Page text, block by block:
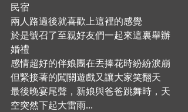
民宿
兩人路過後就喜歡上這裡的感覺
於是號召了至親好友們一起來這裏舉辦
婚禮
感情超好的伴娘團在丟捧花時紛紛淚崩
但緊接著的闖關遊戲又讓大家笑翻天
最後晚宴尾聲，新娘與爸爸跳舞時，天
空突然下起大雷雨...